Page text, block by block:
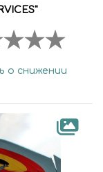
о снижении